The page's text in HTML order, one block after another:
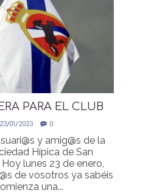
PARA EL CLUB
LOYOLA
23/01/2023 0
y amig@s de la
Hípica de San
lunes 23 de enero,
de vosotros ya sabéis
una...